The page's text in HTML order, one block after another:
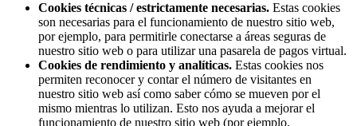
Cookies técnicas / estrictamente necesarias. Estas cookies
son necesarias para el funcionamiento de nuestro sitio web,
por ejemplo, para permitirle conectarse a áreas seguras de
nuestro sitio web o para utilizar una pasarela de pagos virtual.
Cookies de rendimiento y analíticas. Estas cookies nos
permiten reconocer y contar el número de visitantes en
nuestro sitio web así como saber cómo se mueven por el
mismo mientras lo utilizan. Esto nos ayuda a mejorar el
funcionamiento de nuestro sitio web (por ejemplo,